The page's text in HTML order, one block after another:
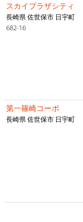
スカイプラザシティ
長崎県 佐世保市 日宇町
682-16
第一篠崎コーポ
長崎県 佐世保市 日宇町